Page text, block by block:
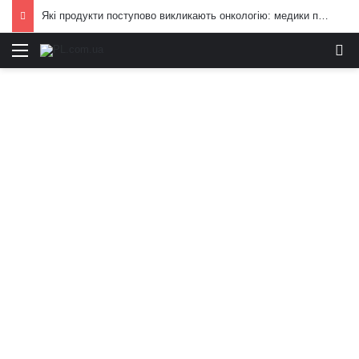
Які продукти поступово викликають онкологію: медики попередили, від чого краще відмовитись
Меню